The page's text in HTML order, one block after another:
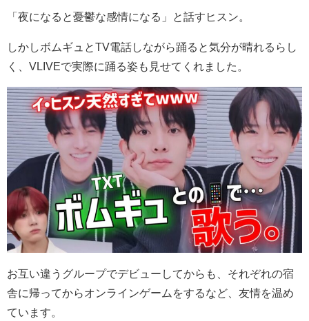
「夜になると憂鬱な感情になる」と話すヒスン。
しかしボムギュとTV電話しながら踊ると気分が晴れるらし
く、 VLIVEで実際に踊る姿も見せてくれました。
お互い違うグループでデビューしてからも、それぞれの宿
舎に帰ってからオンラインゲームをするなど、友情を温め
ています。